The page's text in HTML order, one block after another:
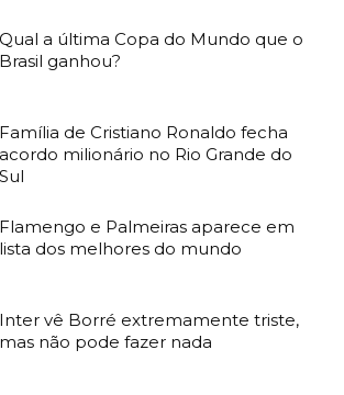
Qual a última Copa do Mundo que o
Brasil ganhou?
Família de Cristiano Ronaldo fecha
acordo milionário no Rio Grande do
Sul
Flamengo e Palmeiras aparece em
lista dos melhores do mundo
Inter vê Borré extremamente triste,
mas não pode fazer nada